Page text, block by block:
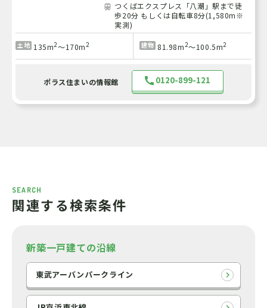
つくばエクスプレス「八潮」駅まで徒
歩20分 もしくは自転車8分(1,580m※
実測)
土地 135m2～170m2 建物 81.98m2～100.5m2
ポラス住まいの情報館 0120-899-121
SEARCH
関連する検索条件
新築一戸建ての沿線
東武アーバンパークライン